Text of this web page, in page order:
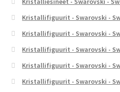
Kristallifiguurit - Swarovski -
Kristallifiguurit - Swarovski -
Kristallifiguurit - Swarovski -
Kristallifiguurit - Swarovski -
Kristallifiguurit - Swarovski -